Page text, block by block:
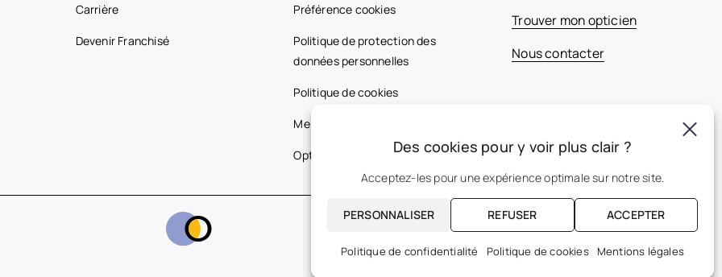
Carrière
Devenir Franchisé
Préférence cookies
Politique de protection des
données personnelles
Politique de cookies
Mentions légales
Optic 2000 France
Trouver mon opticien
Nous contacter
FR
Des cookies pour y voir plus clair ?
Acceptez-les pour une expérience optimale sur notre site.
ACCEPTER
REFUSER
PERSONNALISER
Politique de confidentialité Politique de cookies Mentions légales